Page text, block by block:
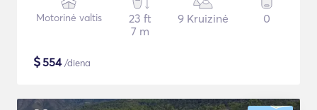
Motorinė valtis
23 ft
7 m
9 Kruizinė 0
$554/diena